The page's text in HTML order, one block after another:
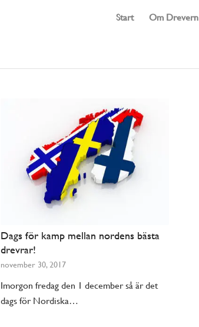
Start Om Drevern
Dags för kamp mellan nordens bästa
drevrar!
november 30, 2017
Imorgon fredag den 1 december så är det
dags för Nordiska…